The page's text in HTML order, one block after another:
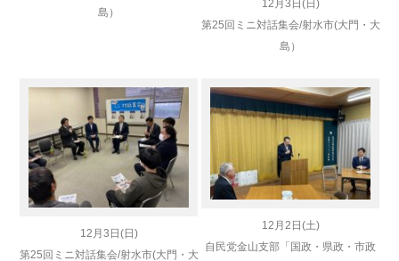
島）
12月3日(日)
第25回ミニ対話集会/射水市(大門・大
島）
12月3日(日)
第25回ミニ対話集会/射水市(大門・大
12月2日(土)
自民党金山支部「国政・県政・市政